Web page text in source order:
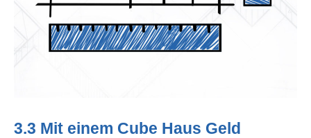
3.3 Mit einem Cube Haus Geld